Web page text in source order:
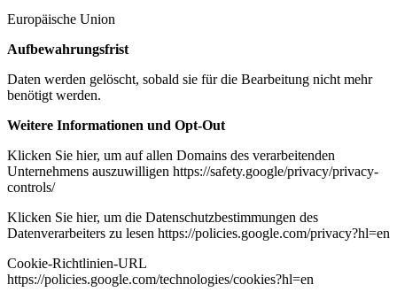
Europäische Union
Aufbewahrungsfrist
Daten werden gelöscht, sobald sie für die Bearbeitung nicht mehr
benötigt werden.
Weitere Informationen und Opt-Out
Klicken Sie hier, um auf allen Domains des verarbeitenden
Unternehmens auszuwilligen https://safety.google/privacy/privacy-
controls/
Klicken Sie hier, um die Datenschutzbestimmungen des
Datenverarbeiters zu lesen https://policies.google.com/privacy?hl=en
Cookie-Richtlinien-URL
https://policies.google.com/technologies/cookies?hl=en